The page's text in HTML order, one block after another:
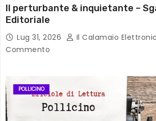
Il perturbante & inquietante –
Editoriale
Lug 31, 2026 Il Calamaio
Commento
POLLICINO